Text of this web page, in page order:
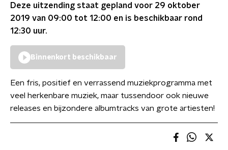
Deze uitzending staat gepland voor 29 oktober
2019 van 09:00 tot 12:00 en is beschikbaar rond
12:30 uur.
Binnenkort beschikbaar
Een fris, positief en verrassend muziekprogramma met
veel herkenbare muziek, maar tussendoor ook nieuwe
releases en bijzondere albumtracks van grote artiesten!